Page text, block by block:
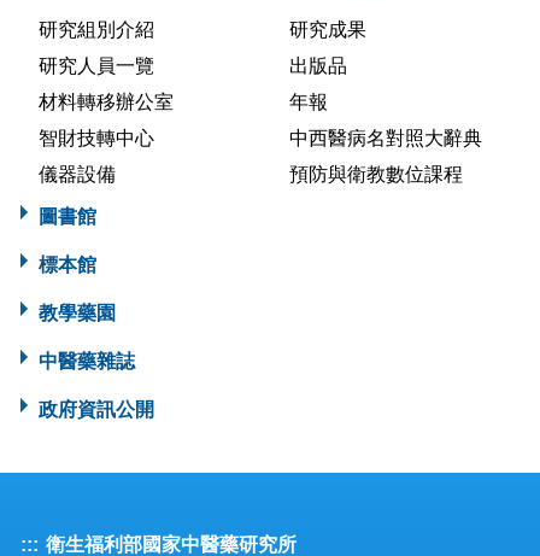
研究組別介紹
研究人員一覽
材料轉移辦公室
智財技轉中心
儀器設備
研究成果
出版品
年報
中西醫病名對照大辭典
預防與衛教數位課程
圖書館
標本館
教學藥園
中醫藥雜誌
政府資訊公開
::: 衛生福利部國家中醫藥研究所